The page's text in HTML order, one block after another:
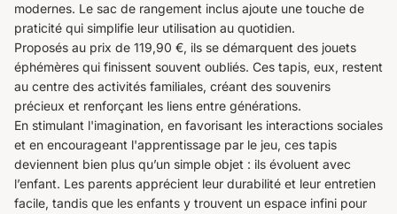
modernes. Le sac de rangement inclus ajoute une touche de
praticité qui simplifie leur utilisation au quotidien.
Proposés au prix de 119,90 €, ils se démarquent des jouets
éphémères qui finissent souvent oubliés. Ces tapis, eux, restent
au centre des activités familiales, créant des souvenirs
précieux et renforçant les liens entre générations.
En stimulant l'imagination, en favorisant les interactions sociales
et en encourageant l'apprentissage par le jeu, ces tapis
deviennent bien plus qu’un simple objet : ils évoluent avec
l’enfant. Les parents apprécient leur durabilité et leur entretien
facile, tandis que les enfants y trouvent un espace infini pour